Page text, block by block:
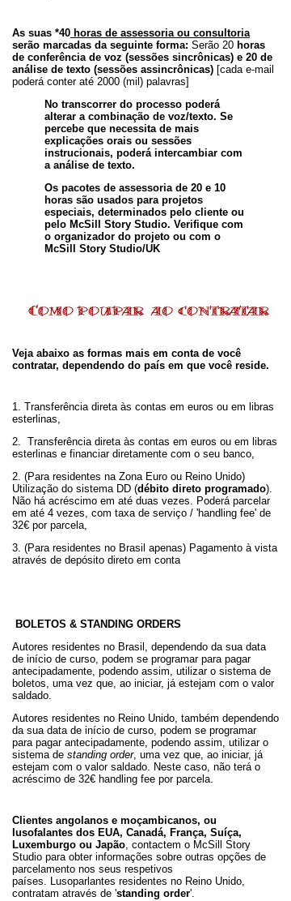
As suas *40 horas de assessoria ou consultoria
serão marcadas da seguinte forma: Serão 20 horas
de conferência de voz (sessões sincrônicas) e 20 de
análise de texto (sessões assincrônicas) [cada e-mail
poderá conter até 2000 (mil) palavras]
No transcorrer do processo poderá
alterar a combinação de voz/texto. Se
percebe que necessita de mais
explicações orais ou sessões
instrucionais, poderá intercambiar com
a análise de texto.
Os pacotes de assessoria de 20 e 10
horas são usados para projetos
especiais, determinados pelo cliente ou
pelo McSill Story Studio. Verifique com
o organizador do projeto ou com o
McSill Story Studio/UK
Veja abaixo as formas mais em conta de você
contratar, dependendo do país em que você reside.
1. Transferência direta às contas em euros ou em libras
esterlinas,
2. Transferência direta às contas em euros ou em libras
esterlinas e financiar diretamente com o seu banco,
2. (Para residentes na Zona Euro ou Reino Unido)
Utilização do sistema DD (débito direto programado).
Não há acréscimo em até duas vezes. Poderá parcelar
em até 4 vezes, com taxa de serviço / 'handling fee' de
32€ por parcela,
3. (Para residentes no Brasil apenas) Pagamento à vista
através de depósito direto em conta
BOLETOS & STANDING ORDERS
Autores residentes no Brasil, dependendo da sua data
de início de curso, podem se programar para pagar
antecipadamente, podendo assim, utilizar o sistema de
boletos, uma vez que, ao iniciar, já estejam com o valor
saldado.
Autores residentes no Reino Unido, também dependendo
da sua data de início de curso, podem se programar
para pagar antecipadamente, podendo assim, utilizar o
sistema de standing order, uma vez que, ao iniciar, já
estejam com o valor saldado. Neste caso, não terá o
acréscimo de 32€ handling fee por parcela.
Clientes angolanos e moçambicanos, ou
lusofalantes dos EUA, Canadá, França, Suíça,
Luxemburgo ou Japão, contactem o McSill Story
Studio para obter informações sobre outras opções de
parcelamento nos seus respetivos
países. Lusoparlantes residentes no Reino Unido,
contratam através de 'standing order'.